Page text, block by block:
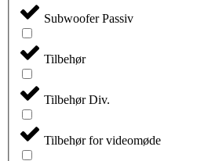
Subwoofer Passiv
Tilbehør
Tilbehør Div.
Tilbehør for videomøde